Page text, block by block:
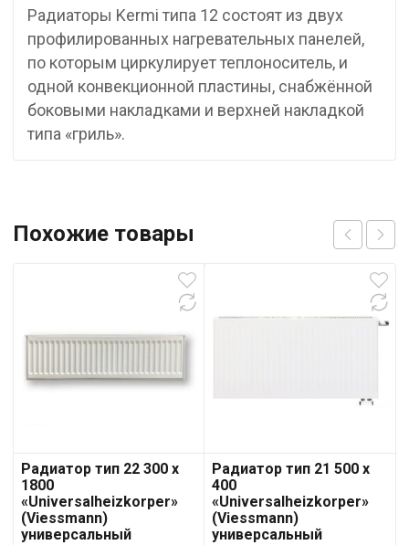
Радиаторы Kermi типа 12 состоят из двух
профилированных нагревательных панелей,
по которым циркулирует теплоноситель, и
одной конвекционной пластины, снабжённой
боковыми накладками и верхней накладкой
типа «гриль».
Похожие товары
Радиатор тип 22 300 x
1800
«Universalheizkorper»
(Viessmann)
универсальный
Радиатор тип 21 500 x
400
«Universalheizkorper»
(Viessmann)
универсальный